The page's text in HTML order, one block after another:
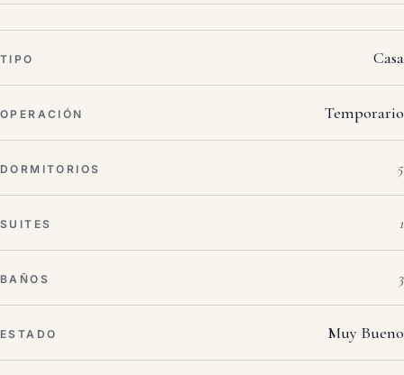
TIPO Casa
OPERACIÓN Temporario
DORMITORIOS 5
SUITES 1
BAÑOS 3
ESTADO Muy Bueno